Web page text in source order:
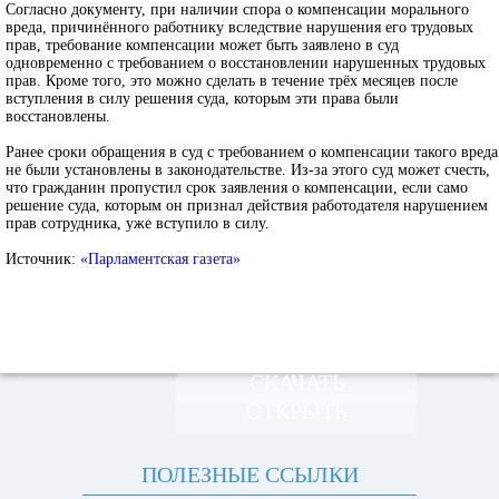
Согласно документу, при наличии спора о компенсации морального
вреда, причинённого работнику вследствие нарушения его трудовых
прав, требование компенсации может быть заявлено в суд
одновременно с требованием о восстановлении нарушенных трудовых
прав. Кроме того, это можно сделать в течение трёх месяцев после
вступления в силу решения суда, которым эти права были
восстановлены.
Ранее сроки обращения в суд с требованием о компенсации такого вреда
не были установлены в законодательстве. Из-за этого суд может счесть,
что гражданин пропустил срок заявления о компенсации, если само
решение суда, которым он признал действия работодателя нарушением
прав сотрудника, уже вступило в силу.
Источник: «Парламентская газета»
СКАЧАТЬ
ПОЛЕЗНЫЕ ССЫЛКИ